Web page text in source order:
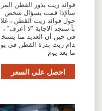
فوائد زيت بذور القطن المر
سالإذا قمت بسؤال شخص
حول فوائد زيت القطن ، غلا
باً ستجد الاجابة "لا أعرف" ،
في حين أن العديد منا يستخ
دام زيت بذرة القطن في يو
ما بعد يوم
احصل على السعر